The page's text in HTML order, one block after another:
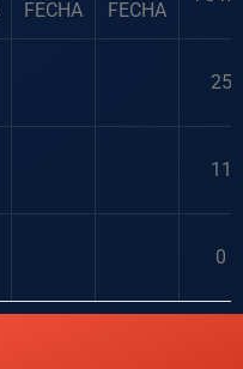
FECHA
FECHA
25
11
0